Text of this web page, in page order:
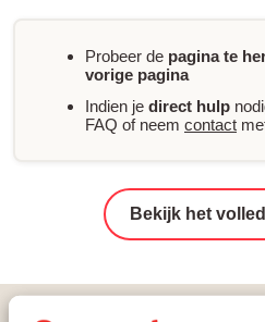
Probeer de pagina te
vorige pagina
Indien je direct hulp
FAQ of neem contact
Bekijk het
Vakanties Wintersport